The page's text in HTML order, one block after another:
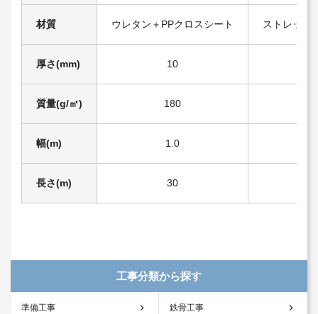
材質 ウレタン＋PPクロスシート ストレッチ
厚さ(mm) 10
質量(g/㎡) 180
幅(m) 1.0
長さ(m) 30
工事分類から探す
準備工事 鉄骨工事